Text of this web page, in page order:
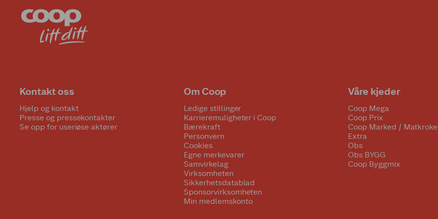
Kontakt oss
Hjelp og kontakt
Presse og pressekontakter
Se opp for useriøse aktører
Om Coop
Ledige stillinger
Karrieremuligheter i Coop
Bærekraft
Personvern
Cookies
Egne merkevarer
Samvirkelag
Virksomheten
Sikkerhetsdatablad
Sponsorvirksomheten
Min medlemskonto
Våre kjeder
Coop Mega
Coop Prix
Coop Marked /
Extra
Obs
Obs BYGG
Coop Byggmix